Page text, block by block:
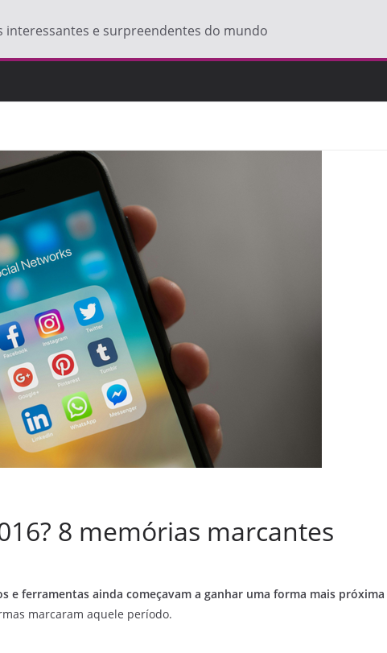
e surpreendentes do mundo
8 memórias marcantes
e ferramentas ainda começavam a ganhar uma forma mais
marcaram aquele período.